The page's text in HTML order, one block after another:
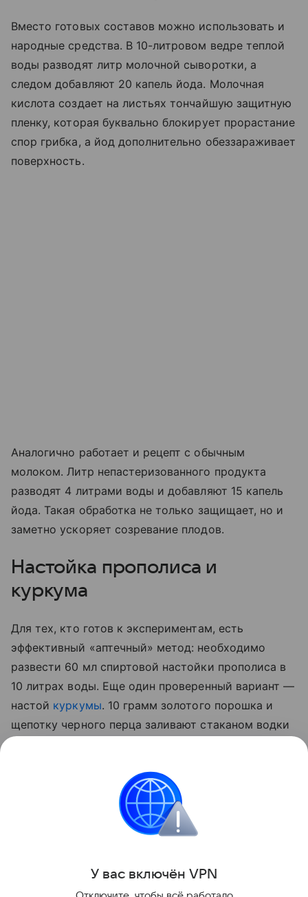
Вместо готовых составов можно использовать и
народные средства. В 10-литровом ведре теплой
воды разводят литр молочной сыворотки, а
следом добавляют 20 капель йода. Молочная
кислота создает на листьях тончайшую защитную
пленку, которая буквально блокирует прорастание
спор грибка, а йод дополнительно обеззараживает
поверхность.
Аналогично работает и рецепт с обычным
молоком. Литр непастеризованного продукта
разводят 4 литрами воды и добавляют 15 капель
йода. Такая обработка не только защищает, но и
заметно ускоряет созревание плодов.
Настойка прополиса и
куркума
Для тех, кто готов к экспериментам, есть
эффективный «аптечный» метод: необходимо
развести 60 мл спиртовой настойки прополиса в
10 литрах воды. Еще один проверенный вариант —
настой куркумы. 10 грамм золотого порошка и
щепотку черного перца заливают стаканом водки
опрыскивают стебли, а также листья с верхней и
У вас включён VPN